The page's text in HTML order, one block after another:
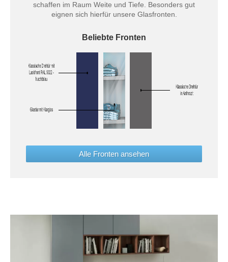
schaffen im Raum Weite und Tiefe. Besonders gut
eignen sich hierfür unsere Glasfronten.
Beliebte Fronten
Alle Fronten ansehen